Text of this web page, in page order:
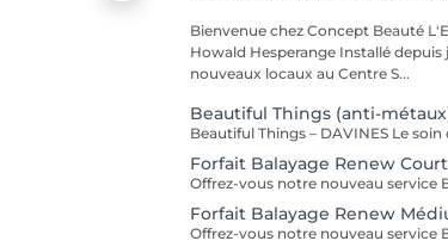
Bienvenue chez Concept Beauté L'Expérience Beauté & Bien-Être à
Howald Hesperange Installé
nouveaux locaux au Centre S...
Beautiful Things (anti-
Forfait Balayage Renew Court
Forfait Balayage Renew